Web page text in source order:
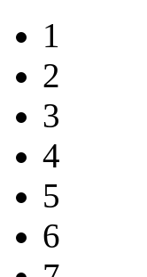
1
2
3
4
5
6